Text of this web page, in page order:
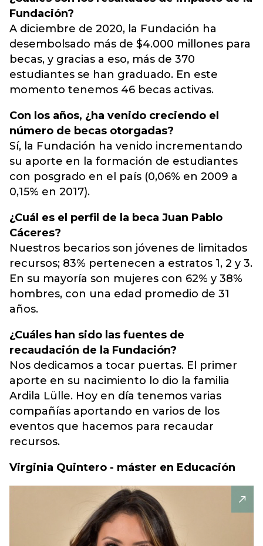
Fundación?
A diciembre de 2020, la Fundación ha
desembolsado más de $4.000 millones para
becas, y gracias a eso, más de 370
estudiantes se han graduado. En este
momento tenemos 46 becas activas.
Con los años, ¿ha venido creciendo el
número de becas otorgadas?
Sí, la Fundación ha venido incrementando
su aporte en la formación de estudiantes
con posgrado en el país (0,06% en 2009 a
0,15% en 2017).
¿Cuál es el perfil de la beca Juan Pablo
Cáceres?
Nuestros becarios son jóvenes de limitados
recursos; 83% pertenecen a estratos 1, 2 y 3.
En su mayoría son mujeres con 62% y 38%
hombres, con una edad promedio de 31
años.
¿Cuáles han sido las fuentes de
recaudación de la Fundación?
Nos dedicamos a tocar puertas. El primer
aporte en su nacimiento lo dio la familia
Ardila Lülle. Hoy en día tenemos varias
compañías aportando en varios de los
eventos que hacemos para recaudar
recursos.
Virginia Quintero - máster en Educación